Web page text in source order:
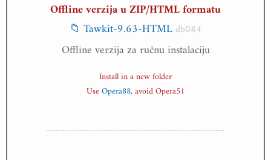
Offline verzija u ZIP/HTML formatu
📁 Tawkit-9.63-HTMLdb084
Offline verzija za ručnu instalaciju
Install in a new folder
UseOpera88, avoid Opera51